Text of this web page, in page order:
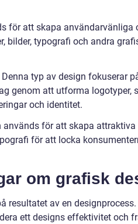
för att skapa
bilder, typografi och andra
typ av design fokuserar
genom att utforma logotyper,
och identitet.
för att skapa
för att locka
om grafisk
resultatet av en
ett designs effektivitet och